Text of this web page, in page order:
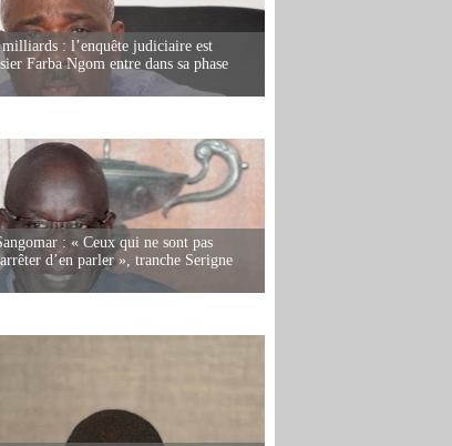
: l’enquête judiciaire est
Farba Ngom entre dans sa phase
: « Ceux qui ne sont pas
d’en parler », tranche Serigne